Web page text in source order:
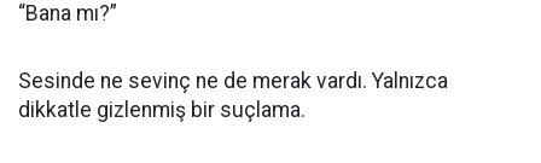
“Bana mı?”
Sesinde ne sevinç ne de merak vardı. Yalnızca
dikkatle gizlenmiş bir suçlama.